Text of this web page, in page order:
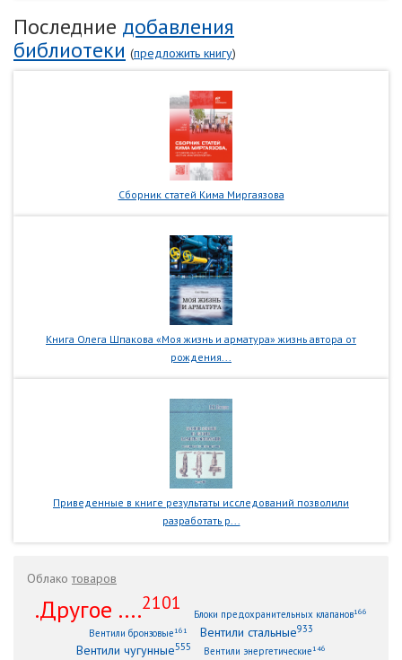
Последние добавления
библиотеки (предложить книгу)
Сборник статей Кима Миргаязова
Книга Олега Шпакова «Моя жизнь и арматура» жизнь автора от
рождения...
Приведенные в книге результаты исследований позволили
разработать р...
Облакотоваров
.Другое ....2101
Блоки предохранительных клапанов166
Вентили бронзовые161 Вентили стальные933
Вентили чугунные555 Вентили энергетические146